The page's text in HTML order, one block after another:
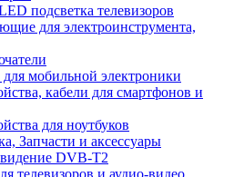
подсветка телевизоров
для электроинструмента,
для мобильной электроники
кабели для смартфонов и
для ноутбуков
Запчасти и аксессуары
DVB-T2
телевизоров и аудио-видео